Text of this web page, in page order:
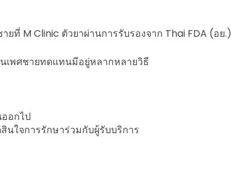
ยที่ M Clinic ตัวยาผ่านการรับรองจาก Thai FDA (อย.)
เพศชายทดแทนมีอยู่หลากหลายวิธี
อกไป
ใจการรักษาร่วมกับผู้รับบริการ